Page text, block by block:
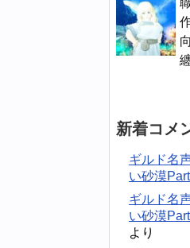
新着コメ
ギルド名
い砂漠
ギルド名
い砂漠
より